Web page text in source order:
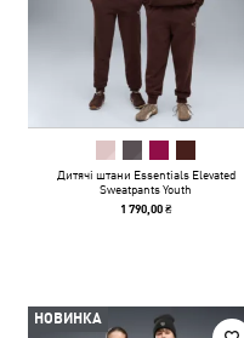
Дитячі штани Essentials Elevated
Sweatpants Youth
1 790,00 ₴
НОВИНКА